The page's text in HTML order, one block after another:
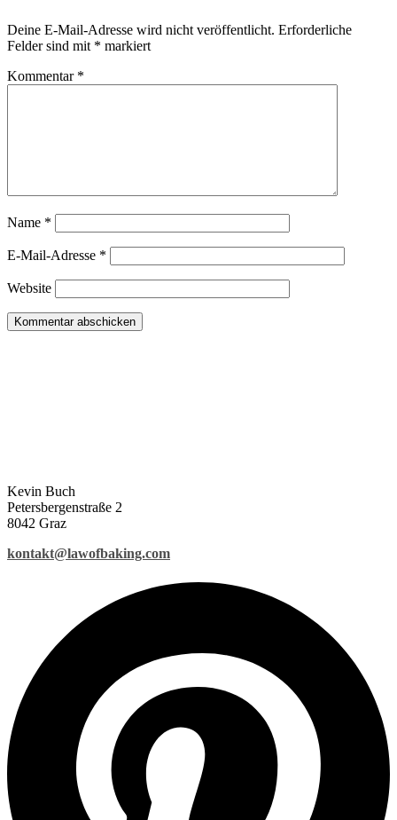
Deine E-Mail-Adresse wird nicht veröffentlicht. Erforderliche
Felder sind mit * markiert
Kommentar *
Name *
E-Mail-Adresse *
Website
Kevin Buch
Petersbergenstraße 2
8042 Graz
kontakt@lawofbaking.com